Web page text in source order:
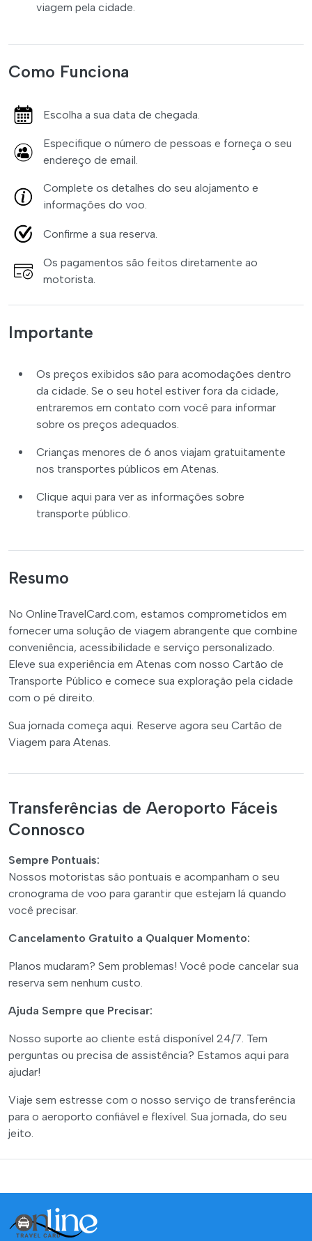
viagem pela cidade.
Como Funciona
Escolha a sua data de chegada.
Especifique o número de pessoas e forneça o seu
endereço de email.
Complete os detalhes do seu alojamento e
informações do voo.
Confirme a sua reserva.
Os pagamentos são feitos diretamente ao
motorista.
Importante
Os preços exibidos são para acomodações dentro
da cidade. Se o seu hotel estiver fora da cidade,
entraremos em contato com você para informar
sobre os preços adequados.
Crianças menores de 6 anos viajam gratuitamente
nos transportes públicos em Atenas.
Clique aqui para ver as informações sobre
transporte público.
Resumo
No OnlineTravelCard.com, estamos comprometidos em
fornecer uma solução de viagem abrangente que combine
conveniência, acessibilidade e serviço personalizado.
Eleve sua experiência em Atenas com nosso Cartão de
Transporte Público e comece sua exploração pela cidade
com o pé direito.
Sua jornada começa aqui. Reserve agora seu Cartão de
Viagem para Atenas.
Transferências de Aeroporto Fáceis
Connosco
Sempre Pontuais:
Nossos motoristas são pontuais e acompanham o seu
cronograma de voo para garantir que estejam lá quando
você precisar.
Cancelamento Gratuito a Qualquer Momento:
Planos mudaram? Sem problemas! Você pode cancelar sua
reserva sem nenhum custo.
Ajuda Sempre que Precisar:
Nosso suporte ao cliente está disponível 24/7. Tem
perguntas ou precisa de assistência? Estamos aqui para
ajudar!
Viaje sem estresse com o nosso serviço de transferência
para o aeroporto confiável e flexível. Sua jornada, do seu
jeito.